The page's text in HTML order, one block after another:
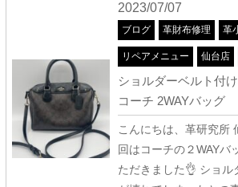
2023/07/07
ブログ 革財布修理 革
リペアメニュー 仙台店
ショルダーベルト付
コーチ 2WAYバッグ
こんにちは、革研究所
回はコーチの２WAYバ
ただきました👌 ショル